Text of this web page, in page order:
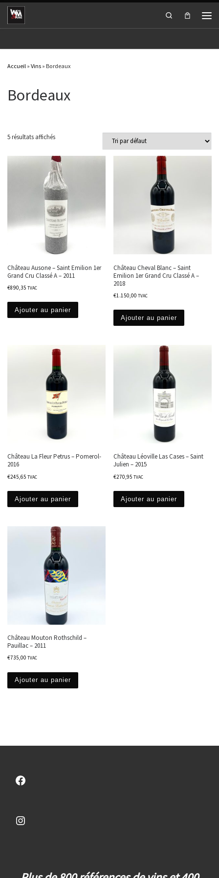
Passer au contenu
Search
Accueil » Vins » Bordeaux
Bordeaux
5 résultats affichés
Château Ausone – Saint Emilion 1er
Grand Cru Classé A – 2011
€890,35 TVAC
Ajouter au panier
Château Cheval Blanc – Saint
Emilion 1er Grand Cru Classé A –
2018
€1.150,00 TVAC
Ajouter au panier
Château La Fleur Petrus – Pomerol-
2016
€245,65 TVAC
Ajouter au panier
Château Léoville Las Cases – Saint
Julien – 2015
€270,95 TVAC
Ajouter au panier
Château Mouton Rothschild –
Pauillac – 2011
€735,00 TVAC
Ajouter au panier
Facebook
Instagram